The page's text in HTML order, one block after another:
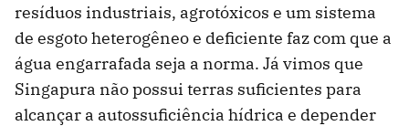
resíduos industriais, agrotóxicos e um sistema
de esgoto heterogêneo e deficiente faz com que a
água engarrafada seja a norma. Já vimos que
Singapura não possui terras suficientes para
alcançar a autossuficiência hídrica e depender